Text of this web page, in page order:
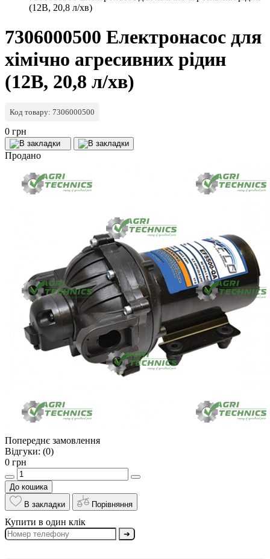
(12В, 20,8 л/хв)
7306000500 Електронасос для
хімічно агресивних рідин
(12В, 20,8 л/хв)
Код товару: 7306000500
0 грн
Продано
Попереднє замовлення
Відгуки: (0)
0 грн
До кошика
В закладки
Порівняння
Купити в один клік
➔